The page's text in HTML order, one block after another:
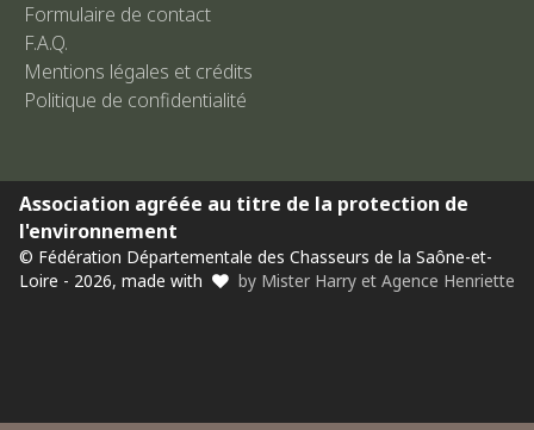
Formulaire de contact
F.A.Q.
Mentions légales et crédits
Politique de confidentialité
Association agréée au titre de la protection de
l'environnement
© Fédération Départementale des Chasseurs de la Saône-et-
Loire - 2026, made with
by Mister Harry et Agence Henriette